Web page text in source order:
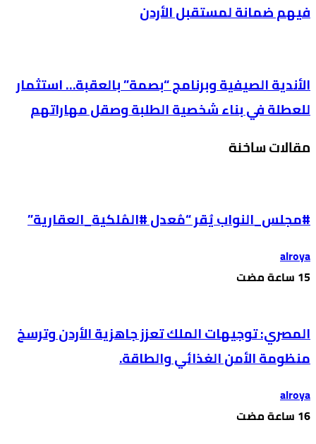
فيهم ضمانة لمستقبل الأردن
الأندية الصيفية وبرنامج “بصمة” بالعقبة… استثمار
للعطلة في بناء شخصية الطلبة وصقل مهاراتهم
مقالات ساخنة
#مجلس_النواب يُقر “مُعدل #المُلكية_العقارية”
alroya
المصري: توجيهات الملك تعزز جاهزية الأردن وترسخ
منظومة الأمن الغذائي والطاقة.
alroya